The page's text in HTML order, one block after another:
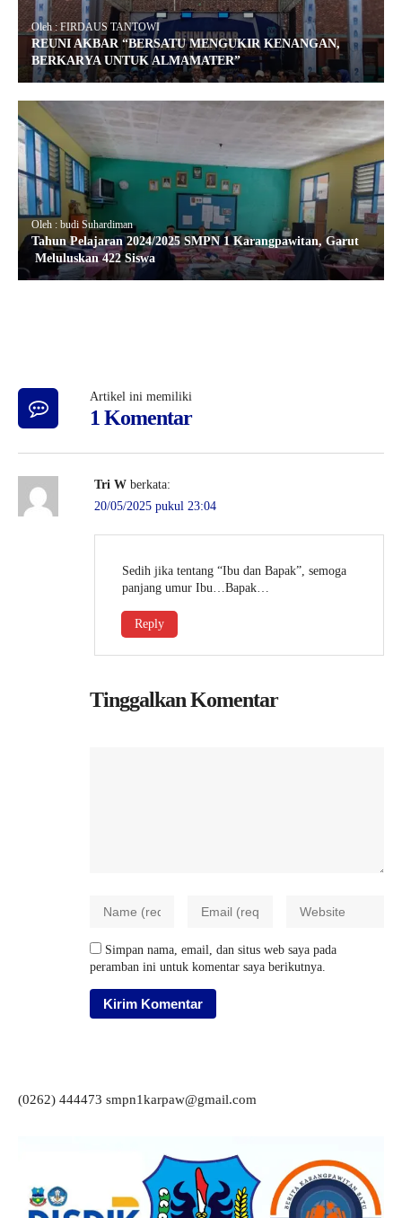
Oleh : FIRDAUS TANTOWI
REUNI AKBAR “BERSATU MENGUKIR KENANGAN,
BERKARYA UNTUK ALMAMATER”
Oleh : budi Suhardiman
Tahun Pelajaran 2024/2025 SMPN 1 Karangpawitan, Garut
Meluluskan 422 Siswa
Artikel ini memiliki
1 Komentar
Tri W berkata:
20/05/2025 pukul 23:04
Sedih jika tentang “Ibu dan Bapak”, semoga
panjang umur Ibu…Bapak…
Reply
Tinggalkan Komentar
Simpan nama, email, dan situs web saya pada
peramban ini untuk komentar saya berikutnya.
(0262) 444473 smpn1karpaw@gmail.com